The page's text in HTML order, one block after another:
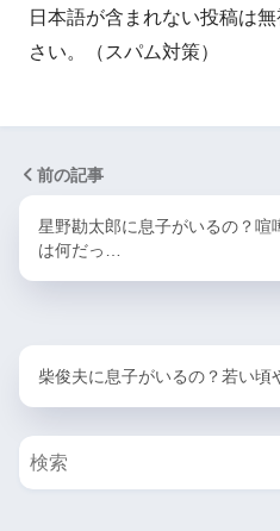
日本語が含まれない投稿は
さい。（スパム対策）
前の記事
星野勘太郎に息子がいるの？喧
は何だっ…
柴俊夫に息子がいるの？若い頃